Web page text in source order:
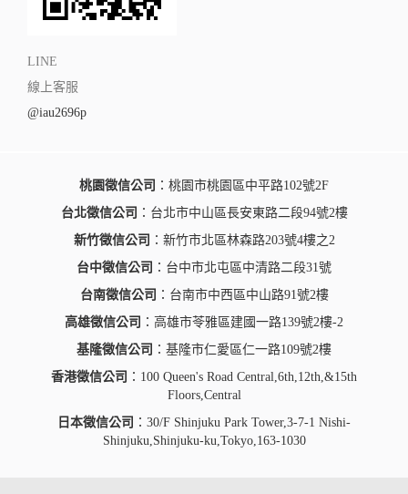
LINE
線上客服
@iau2696p
桃園徵信公司 ：桃園市桃園區中平路102號2F
台北徵信公司 ：台北市中山區長安東路二段94號2樓
新竹徵信公司 ：新竹市北區林森路203號4樓之2
台中徵信公司 ：台中市北屯區中清路二段31號
台南徵信公司 ：台南市中西區中山路91號2樓
高雄徵信公司 ：高雄市苓雅區建國一路139號2樓-2
基隆徵信公司 ：基隆市仁愛區仁一路109號2樓
香港徵信公司 ：100 Queen's Road Central,6th,12th,&15th
Floors,Central
日本徵信公司 ：30/F Shinjuku Park Tower,3-7-1 Nishi-
Shinjuku,Shinjuku-ku,Tokyo,163-1030